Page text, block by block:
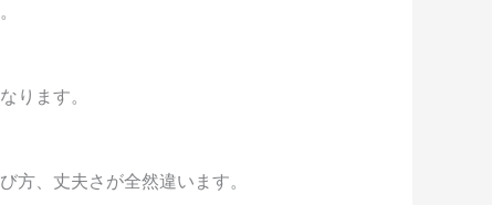
ります。
方、丈夫さが全然違います。